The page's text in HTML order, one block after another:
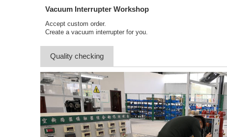
Vacuum Interrupter Workshop
Accept custom order.
Create a vacuum interrupter for you.
Quality checking